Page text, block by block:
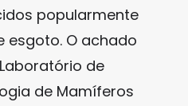
popularmente
esgoto. O achado
de
de Mamíferos